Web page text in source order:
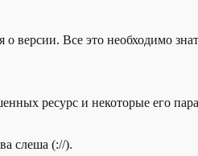
версии. Все это необходимо
ресурс и некоторые его
слеша (://).